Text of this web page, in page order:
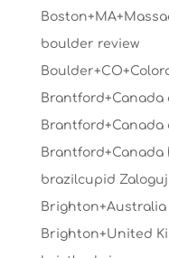
boulder review
Brantford+Canada
Brantford+Canada
brazilcupid Zaloguj
Brighton+United